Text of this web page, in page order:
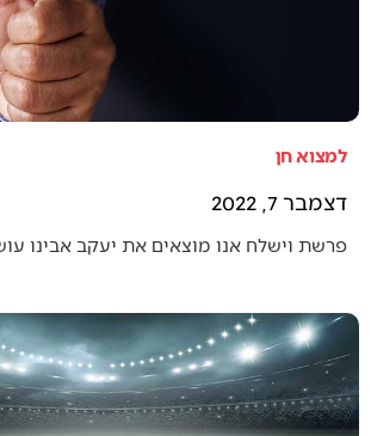
למצוא חן
דצמבר 7, 2022
פרשת וישלח אנו מוצאים את יעקב אבינו